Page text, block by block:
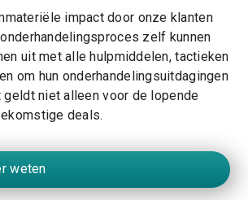
impact door onze klanten
zelf kunnen
uit met alle hulpmiddelen, tactieken
om hun onderhandelingsuitdagingen
niet alleen voor de lopende
deals.
weten